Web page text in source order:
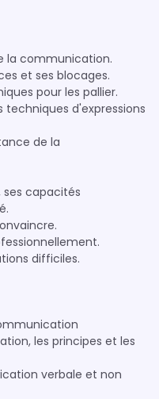
la communication.
et ses blocages.
pour les pallier.
d'expressions
de la
ses capacités
difficiles.
les principes et les
verbale et non